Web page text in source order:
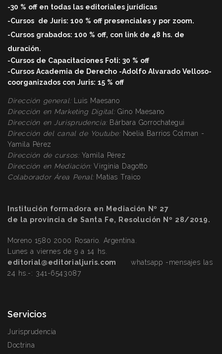
-30 % off en todas las editoriales jurídicas
-Cursos de Juris: 100 % off presenciales y por zoom.
-Cursos grabados: 100 % off, con link de 48 hs. de
duración.
-Cursos de Capacitaciones Foti: 30 % off
-Cursos Academia de Derecho -Adolfo Alvarado Velloso-
coorganizados con Juris: 15 % off
Dirección general:Luis Maesano
Dirección en Marketing Digital:Gino Maesano
Dirección en Jurisprudencia:Bárbara Gorrochategui
Dirección del canal de Youtube: Noelia Barrios Colman -
Yamila Pérez
Dirección de cursos: Yamila Pérez
Dirección en Mediación:Virginia Dagotto
Colaborador Área Penal:Matías Traico
Institución formadora en Mediación Nº 27
de la provincia de Santa Fe, Resolución Nº 28/2019.
Moreno 1580 2000 Rosario. Argentina.
Lunes a viernes de 9 a 14 hs.
editorial@editorialjuris.com
whatsapp -mensajes las
24 hs.-: 341-6543087
Servicios
Jurisprudencia
Doctrina